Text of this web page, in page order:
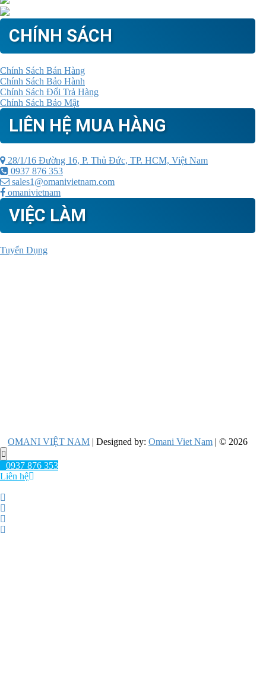
CHÍNH SÁCH
Chính Sách Bán Hàng
Chính Sách Bảo Hành
Chính Sách Đổi Trả Hàng
Chính Sách Bảo Mật
LIÊN HỆ MUA HÀNG
28/1/16 Đường 16, P. Thủ Đức, TP. HCM, Việt Nam
0937 876 353
sales1@omanivietnam.com
omanivietnam
VIỆC LÀM
Tuyển Dụng
OMANI VIỆT NAM | Designed by:Omani Viet Nam | © 2026
Go
to
top0937 876 353
Liên hệ